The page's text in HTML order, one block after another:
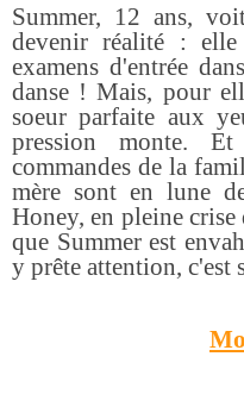
Summer, 12 ans,
devenir réalité : elle
examens d'entrée
danse ! Mais, pour
soeur parfaite aux
pression monte.
commandes de la
mère sont en lune
Honey, en pleine crise
que Summer est
y prête attention,